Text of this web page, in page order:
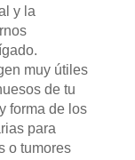
y la
muy útiles
de tu
forma de los
para
o tumores